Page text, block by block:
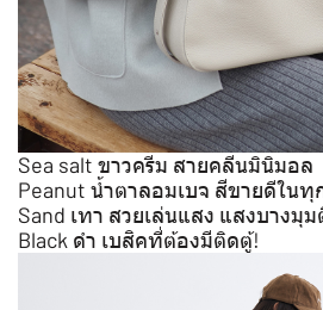
Sea salt ขาวครีม สายคลีนมินิมอล
Peanut น้ำตาลอมเบจ สีขายดีในทุ
Sand เทา สวยเล่นแสง แสงบางมุ
Black ดำ เบสิคที่ต้องมีติดตู้!